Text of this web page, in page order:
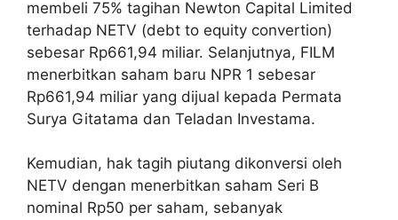
membeli 75% tagihan Newton Capital Limited
terhadap NETV (debt to equity convertion)
sebesar Rp661,94 miliar. Selanjutnya, FILM
menerbitkan saham baru NPR 1 sebesar
Rp661,94 miliar yang dijual kepada Permata
Surya Gitatama dan Teladan Investama.
Kemudian, hak tagih piutang dikonversi oleh
NETV dengan menerbitkan saham Seri B
nominal Rp50 per saham, sebanyak